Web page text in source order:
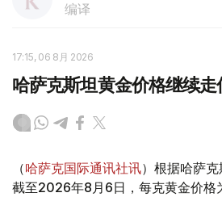
编译
17:15, 06 8月 2026
哈萨克斯坦黄金价格继续走
（哈萨克国际通讯社讯）根据哈萨克
截至2026年8月6日，每克黄金价格